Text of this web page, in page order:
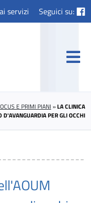
servizi Seguici su:
E PRIMI PIANI »LA CLINICA
PER GLI OCCHI